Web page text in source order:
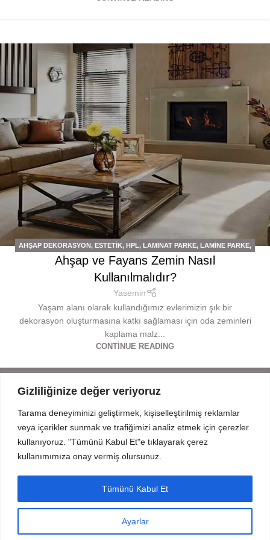
Gizliliğinize değer veriyoruz
Tarama deneyiminizi geliştirmek, kişiselleştirilmiş reklamlar
veya içerikler sunmak ve trafiğimizi analiz etmek için çerezler
kullanıyoruz. "Tümünü Kabul Et"e tıklayarak çerez
kullanımımıza onay vermiş olursunuz.
Ayarlar
Tümünü Kabul Et
AHŞAP DEKORASYON, ESTETIK, HPL, LAMINAT PARKE, LAMINE PARKE,
LVT
Ahşap ve Fayans Zemin Nasıl
Kullanılmalıdır?
Yasemin
Yaşam alanı olarak kullandığımız evlerimizin şık bir
dekorasyon oluşturmasına katkı sağlaması için oda zeminleri
kaplama malz...
CONTINUE READING
Mahmut Şevket Paşa Cd. No 52 Beykoz Istanbul
+90 216 319 52 07
info@prodizayn.com.tr
© 2025 Tüm Hakları Saklıdır.InCreaWebtarafından oluşturuldu.